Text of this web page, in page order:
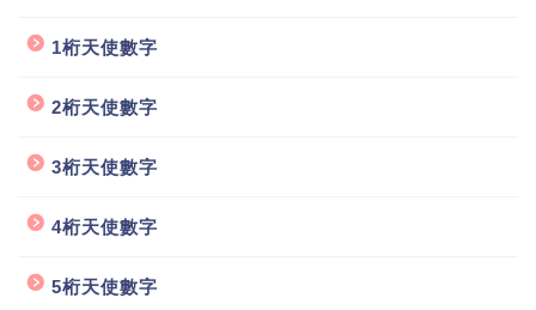
1桁天使數字
2桁天使數字
3桁天使數字
4桁天使數字
5桁天使數字